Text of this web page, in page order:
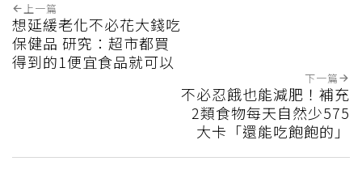
上一篇
想延緩老化不必花大錢吃
保健品 研究：超市都買
得到的1便宜食品就可以
下一篇
不必忍餓也能減肥！補充
2類食物每天自然少575
大卡「還能吃飽飽的」